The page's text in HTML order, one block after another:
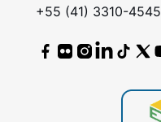
+55 (41) 3310-4545